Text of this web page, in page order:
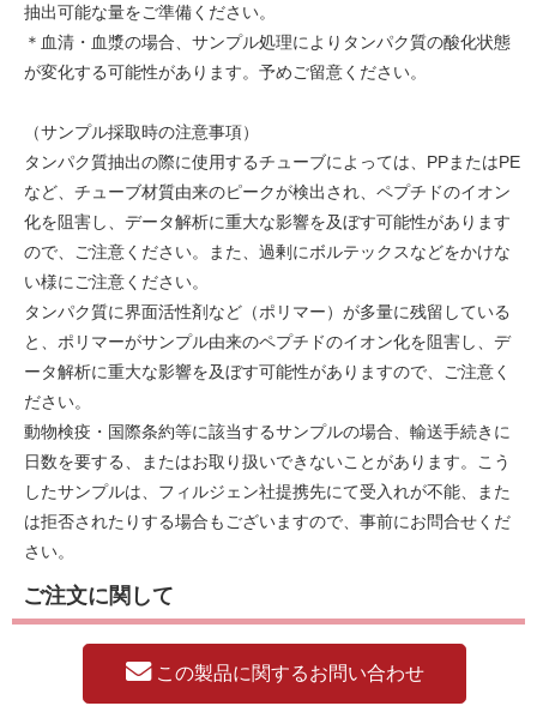
抽出可能な量をご準備ください。
＊血清・血漿の場合、サンプル処理によりタンパク質の酸化状態
が変化する可能性があります。予めご留意ください。
（サンプル採取時の注意事項）
タンパク質抽出の際に使用するチューブによっては、PPまたはPE
など、チューブ材質由来のピークが検出され、ペプチドのイオン
化を阻害し、データ解析に重大な影響を及ぼす可能性があります
ので、ご注意ください。また、過剰にボルテックスなどをかけな
い様にご注意ください。
タンパク質に界面活性剤など（ポリマー）が多量に残留している
と、ポリマーがサンプル由来のペプチドのイオン化を阻害し、デ
ータ解析に重大な影響を及ぼす可能性がありますので、ご注意く
ださい。
動物検疫・国際条約等に該当するサンプルの場合、輸送手続きに
日数を要する、またはお取り扱いできないことがあります。こう
したサンプルは、フィルジェン社提携先にて受入れが不能、また
は拒否されたりする場合もございますので、事前にお問合せくだ
さい。
ご注文に関して
この製品に関するお問い合わせ